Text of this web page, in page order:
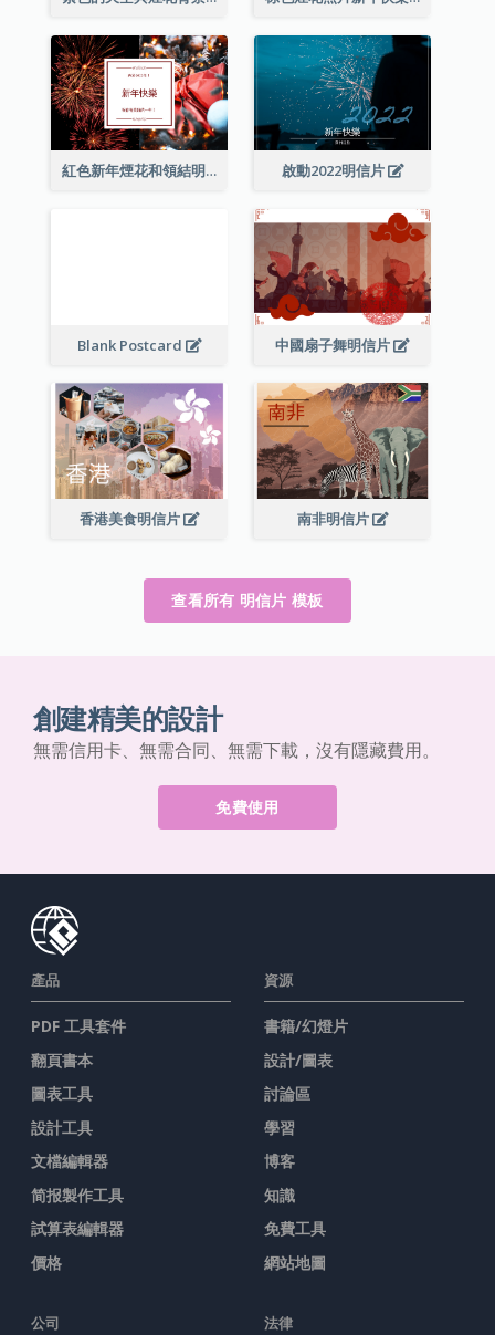
紅色新年煙花和領結明信片 啟動2022明信片
Blank Postcard 中國扇子舞明信片
香港美食明信片 南非明信片
查看所有 明信片 模板
創建精美的設計
無需信用卡、無需合同、無需下載，沒有隱藏費用。
免費使用
產品
PDF 工具套件
翻頁書本
圖表工具
設計工具
文檔編輯器
简报製作工具
試算表編輯器
價格
資源
書籍/幻燈片
設計/圖表
討論區
學習
博客
知識
免費工具
網站地圖
公司 法律